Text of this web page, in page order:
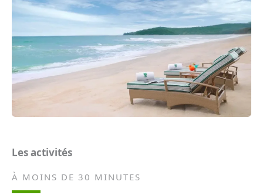
Les activités
À MOINS DE 30 MINUTES